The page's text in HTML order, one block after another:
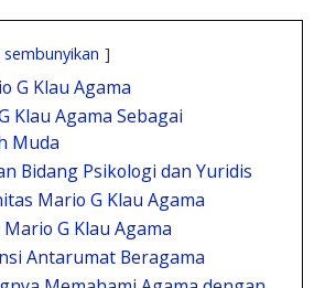
sembunyikan
G Klau Agama
Klau Agama Sebagai
Muda
Bidang Psikologi dan Yuridis
Mario G Klau Agama
G Klau Agama
Antarumat Beragama